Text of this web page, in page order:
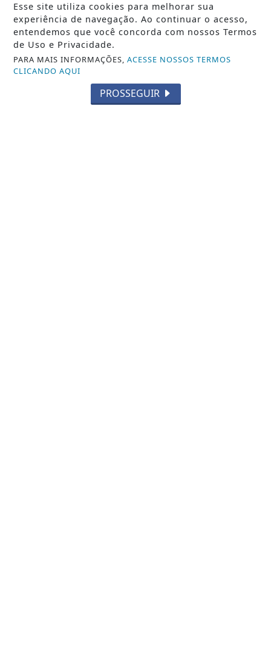
Não possui uma conta?
Você pode ler matérias exclusivas, anunciar
classificados e muito mais!
Esse site utiliza cookies para melhorar sua
experiência de navegação. Ao continuar o acesso,
entendemos que você concorda com nossos Termos
de Uso e Privacidade.
PARA MAIS INFORMAÇÕES,ACESSE NOSSOS TERMOS
CLICANDO AQUI
PROSSEGUIR